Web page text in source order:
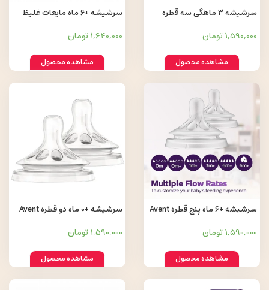
سرشیشه 3 ماهگی سه قطره
1,590,000 تومان
مشاهده محصول
سرشیشه +6 ماه مایعات غلیظ
1,640,000 تومان
مشاهده محصول
سرشیشه +6 ماه پنج قطره Avent
1,590,000 تومان
مشاهده محصول
سرشیشه +0 ماه دو قطره Avent
1,590,000 تومان
مشاهده محصول